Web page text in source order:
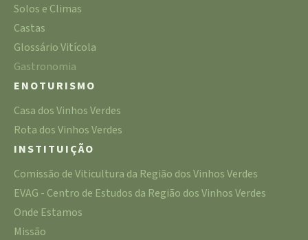
Solos e Climas
Castas
Glossário Vitícola
Gastronomia
ENOTURISMO
Casa dos Vinhos Verdes
Rota dos Vinhos Verdes
INSTITUIÇÃO
Comissão de Viticultura da Região dos Vinhos Verdes
EVAG - Centro de Estudos da Região dos Vinhos Verdes
Onde Estamos
Missão